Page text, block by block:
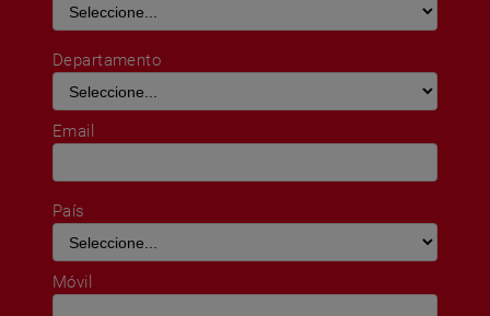
Departamento
Email
País
Móvil